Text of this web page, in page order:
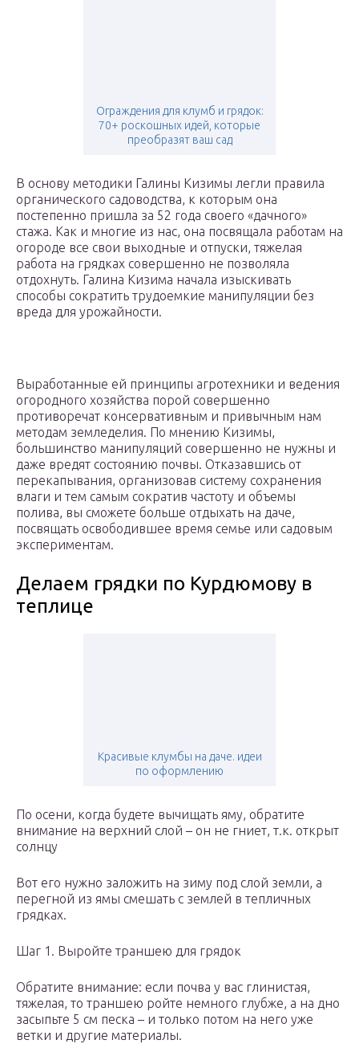
Ограждения для клумб и грядок:
70+ роскошных идей, которые
преобразят ваш сад
В основу методики Галины Кизимы легли правила
органического садоводства, к которым она
постепенно пришла за 52 года своего «дачного»
стажа. Как и многие из нас, она посвящала работам на
огороде все свои выходные и отпуски, тяжелая
работа на грядках совершенно не позволяла
отдохнуть. Галина Кизима начала изыскивать
способы сократить трудоемкие манипуляции без
вреда для урожайности.
Выработанные ей принципы агротехники и ведения
огородного хозяйства порой совершенно
противоречат консервативным и привычным нам
методам земледелия. По мнению Кизимы,
большинство манипуляций совершенно не нужны и
даже вредят состоянию почвы. Отказавшись от
перекапывания, организовав систему сохранения
влаги и тем самым сократив частоту и объемы
полива, вы сможете больше отдыхать на даче,
посвящать освободившее время семье или садовым
экспериментам.
Делаем грядки по Курдюмову в
теплице
Красивые клумбы на даче. идеи
по оформлению
По осени, когда будете вычищать яму, обратите
внимание на верхний слой – он не гниет, т.к. открыт
солнцу
Вот его нужно заложить на зиму под слой земли, а
перегной из ямы смешать с землей в тепличных
грядках.
Шаг 1. Выройте траншею для грядок
Обратите внимание: если почва у вас глинистая,
тяжелая, то траншею ройте немного глубже, а на дно
засыпьте 5 см песка – и только потом на него уже
ветки и другие материалы.